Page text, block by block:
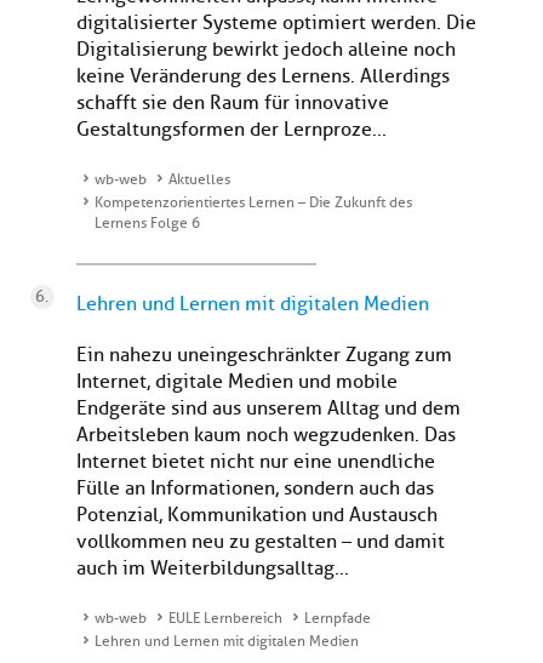
digitalisierter Systeme optimiert werden. Die
Digitalisierung bewirkt jedoch alleine noch
keine Veränderung des Lernens. Allerdings
schafft sie den Raum für innovative
Gestaltungsformen der Lernproze...
wb-web
Aktuelles
Kompetenzorientiertes Lernen – Die Zukunft des
Lernens Folge 6
Lehren und Lernen mit digitalen Medien
Ein nahezu uneingeschränkter Zugang zum
Internet, digitale Medien und mobile
Endgeräte sind aus unserem Alltag und dem
Arbeitsleben kaum noch wegzudenken. Das
Internet bietet nicht nur eine unendliche
Fülle an Informationen, sondern auch das
Potenzial, Kommunikation und Austausch
vollkommen neu zu gestalten – und damit
auch im Weiterbildungsalltag...
wb-web EULE Lernbereich
Lernpfade
Lehren und Lernen mit digitalen Medien